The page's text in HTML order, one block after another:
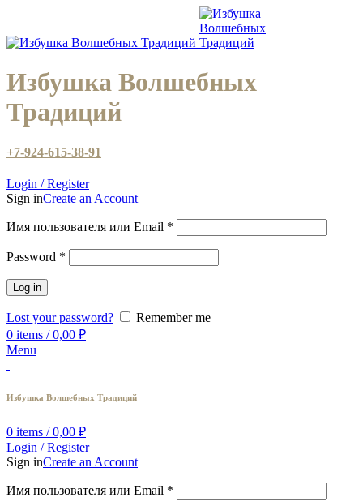
Избушка Волшебных
Традиций
+7-924-615-38-91
Login / Register
Sign inCreate an Account
Имя пользователя или Email *
Password *
Log in
Lost your password?
Remember me
0 items / 0,00 ₽
Menu
Избушка Волшебных Традиций
0 items / 0,00 ₽
Login / Register
Sign inCreate an Account
Имя пользователя или Email *